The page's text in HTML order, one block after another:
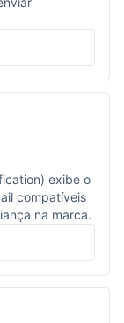
exibe o
compatíveis
na marca.